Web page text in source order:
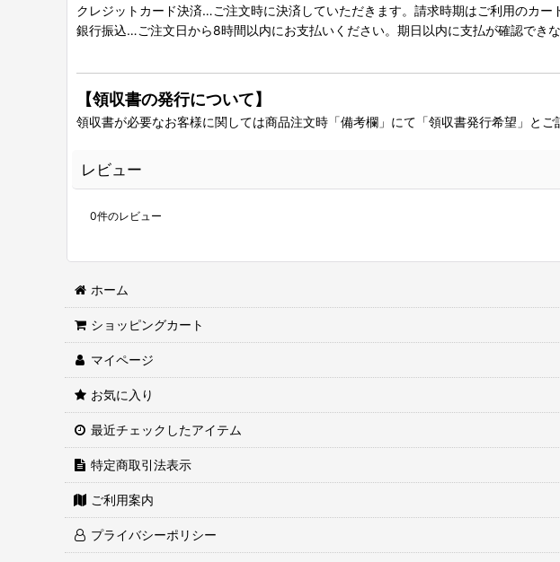
クレジットカード決済…ご注文時に決済していただきます。請求時期はご利用のカー
銀行振込…ご注文日から8時間以内にお支払いください。期日以内に支払が確認でき
【領収書の発行について】
領収書が必要なお客様に関しては商品注文時「備考欄」にて「領収書発行希望」とご
レビュー
0件のレビュー
ホーム
ショッピングカート
マイページ
お気に入り
最近チェックしたアイテム
特定商取引法表示
ご利用案内
プライバシーポリシー